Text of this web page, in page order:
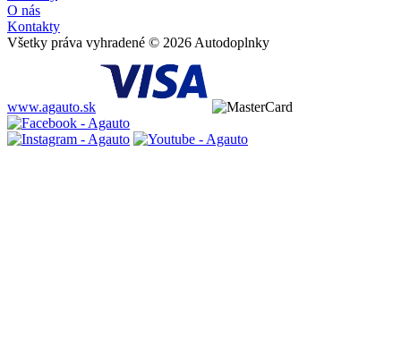
O nás
Kontakty
Všetky práva vyhradené © 2026 Autodoplnky
www.agauto.sk